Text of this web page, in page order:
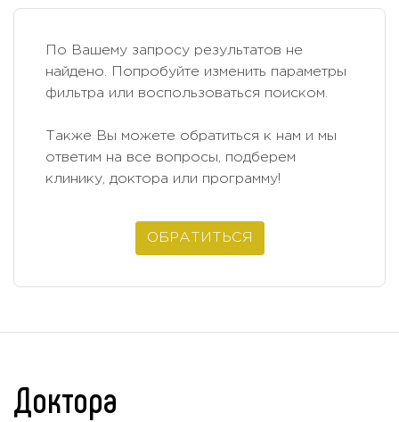
По Вашему запросу результатов не
найдено. Попробуйте изменить параметры
фильтра или воспользоваться поиском.
Также Вы можете обратиться к нам и мы
ответим на все вопросы, подберем
клинику, доктора или программу!
ОБРАТИТЬСЯ
Доктора